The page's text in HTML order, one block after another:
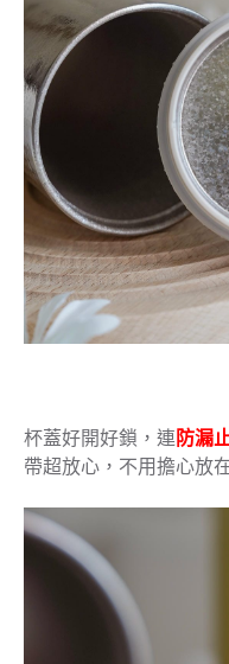
杯蓋好開好鎖，連 防漏
帶超放心，不用擔心放